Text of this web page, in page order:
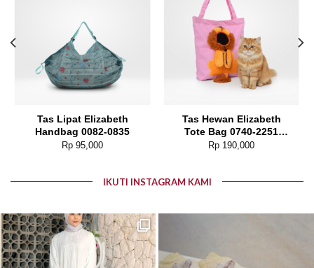
Tas Lipat Elizabeth
Handbag 0082-0835
Rp 95,000
Tas Hewan Elizabeth
Tote Bag 0740-2251
(Tas Kucing Tas Anjing)
Rp 190,000
IKUTI INSTAGRAM KAMI